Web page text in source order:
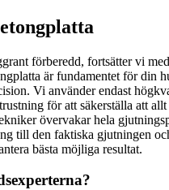
förberedd, fortsätter vi
är fundamentet för din
Vi använder endast
för att säkerställa att
övervakar hela
till den faktiska gjutningen
bästa möjliga resultat.